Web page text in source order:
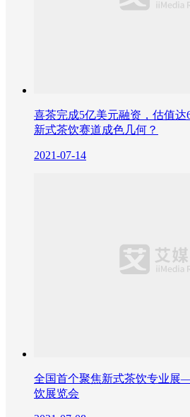
喜茶完成5亿美元融资，估值达
新式茶饮赛道成色几何？
2021-07-14
全国首个聚焦新式茶饮专业展
饮展览会